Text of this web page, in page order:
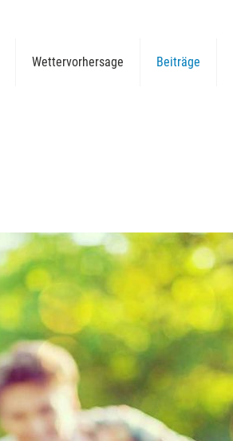
Wettervorhersage Beiträge